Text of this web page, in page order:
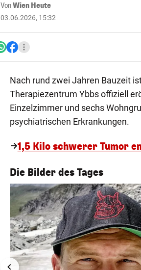
VonWien Heute
03.06.2026, 15:32
Nach rund zwei Jahren Bauzeit
Therapiezentrum Ybbs offiziell
Einzelzimmer und sechs
psychiatrischen Erkrankungen.
1,5 Kilo schwerer Tumor
Die Bilder des Tages
1/54